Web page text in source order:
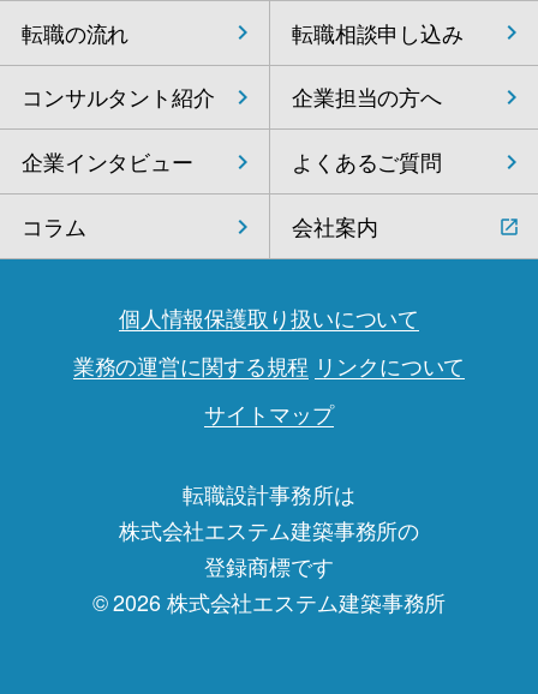
転職の流れ 転職相談申し込み
コンサルタント紹介 企業担当の方へ
企業インタビュー よくあるご質問
コラム 会社案内
個人情報保護取り扱いについて
業務の運営に関する規程 リンクについて
サイトマップ
転職設計事務所は
株式会社エステム建築事務所の
登録商標です
© 2026 株式会社エステム建築事務所